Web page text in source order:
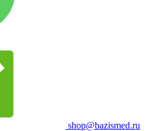
shop@bazismed.ru